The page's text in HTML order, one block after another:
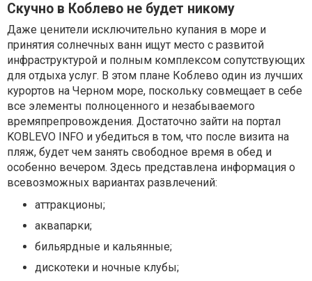
Скучно в Коблево не будет никому
Даже ценители исключительно купания в море и
принятия солнечных ванн ищут место с развитой
инфраструктурой и полным комплексом сопутствующих
для отдыха услуг. В этом плане Коблево один из лучших
курортов на Черном море, поскольку совмещает в себе
все элементы полноценного и незабываемого
времяпрепровождения. Достаточно зайти на портал
KOBLEVO INFO и убедиться в том, что после визита на
пляж, будет чем занять свободное время в обед и
особенно вечером. Здесь представлена информация о
всевозможных вариантах развлечений:
аттракционы;
аквапарки;
бильярдные и кальянные;
дискотеки и ночные клубы;